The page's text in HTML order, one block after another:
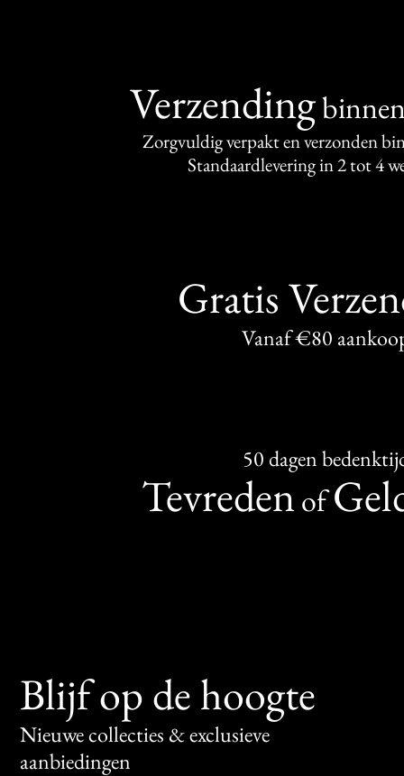
Verzending
Zorgvuldig verpakt en verzonden
Standaardlevering in 2 tot 4
Gratis
Vanaf €80
50 dagen
Tevredenof
Blijf op de hoogte
Nieuwe collecties & exclusieve
aanbiedingen